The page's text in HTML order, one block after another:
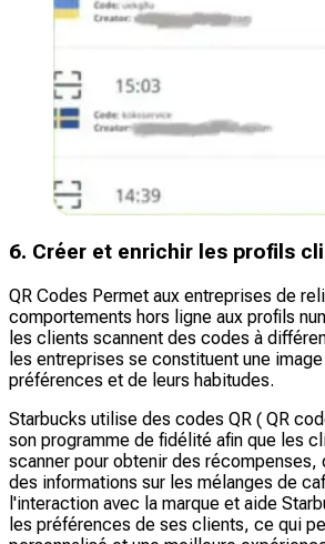
6. Créer et enrichir les profils
QR Codes Permet aux entreprises de
comportements hors ligne aux profils
les clients scannent des codes à
les entreprises se constituent une
préférences et de leurs habitudes.
Starbucks utilise des codes QR ( QR
son programme de fidélité afin que les
scanner pour obtenir des récompenses,
des informations sur les mélanges de
l'interaction avec la marque et aide
les préférences de ses clients, ce qui